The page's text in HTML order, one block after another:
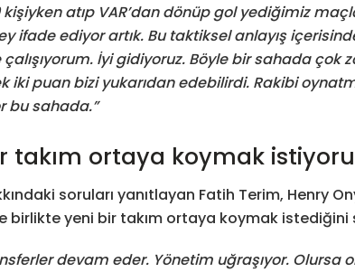
atıp VAR’dan dönüp gol yediğimiz
ifade ediyor artık. Bu taktiksel anlayış
İyi gidiyoruz. Böyle bir sahada çok
iki puan bizi yukarıdan edebilirdi. Rakibi
bu sahada.”
takım ortaya koymak
soruları yanıtlayan Fatih Terim, Henry
birlikte yeni bir takım ortaya koymak istediğini
devam eder. Yönetim uğraşıyor. Olursa